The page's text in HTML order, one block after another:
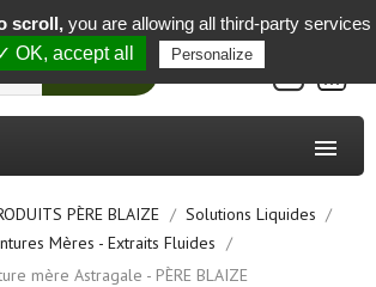
-
Rechercher

PÈRE BLAIZE
Solutions Liquides
Mères - Extraits Fluides
mère Astragale - PÈRE BLAIZE
scroll, you are allowing all third-party services
OK, accept all
Personalize